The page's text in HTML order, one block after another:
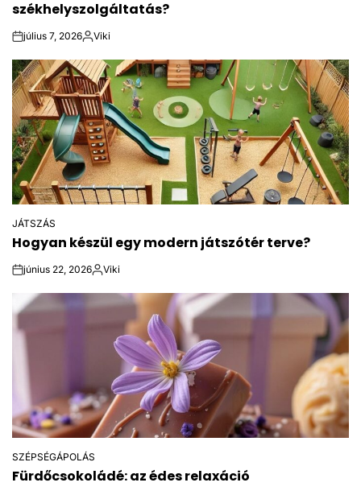
székhelyszolgáltatás?
onjúlius 7, 2026Posted
Viki
POSTED
IN
JÁTSZÁS
Hogyan készül egy modern játszótér terve?
onjúnius 22, 2026Posted
Viki
POSTED
IN
SZÉPSÉGÁPOLÁS
Fürdőcsokoládé: az édes relaxáció